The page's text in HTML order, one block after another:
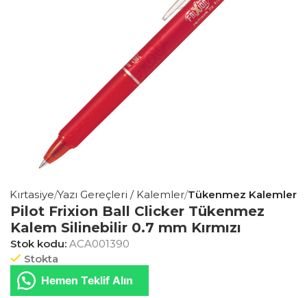
Kırtasiye Yazı Gereçleri / Kalemler Tükenmez Kalemler
Pilot Frixion Ball Clicker Tükenmez
Kalem Silinebilir 0.7 mm Kırmızı
Stok kodu: ACA001390
Stokta
Hemen Teklif Alın